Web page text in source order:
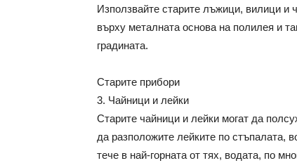
Използвайте старите лъжици, вилици и
върху металната основа на полилея и
градината.
Старите прибори
3. Чайници и лейки
Старите чайници и лейки могат да
да разположите лейките по стъпалата,
тече в най-горната от тях, водата, по